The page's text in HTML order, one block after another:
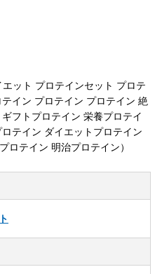
ット プロテインセット プロテ
イン プロテイン プロテイン 絶
フトプロテイン 栄養プロテイ
テイン ダイエットプロテイン
ロテイン 明治プロテイン）